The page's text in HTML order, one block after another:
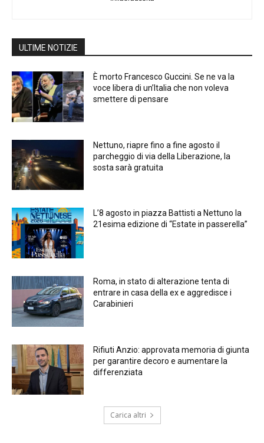
ULTIME NOTIZIE
È morto Francesco Guccini. Se ne va la
voce libera di un’Italia che non voleva
smettere di pensare
Nettuno, riapre fino a fine agosto il
parcheggio di via della Liberazione, la
sosta sarà gratuita
L’8 agosto in piazza Battisti a Nettuno la
21esima edizione di “Estate in passerella”
Roma, in stato di alterazione tenta di
entrare in casa della ex e aggredisce i
Carabinieri
Rifiuti Anzio: approvata memoria di giunta
per garantire decoro e aumentare la
differenziata
Carica altri